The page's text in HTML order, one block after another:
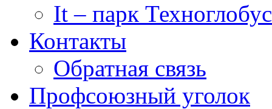
It – парк Техноглобус
Контакты
Обратная связь
Профсоюзный уголок